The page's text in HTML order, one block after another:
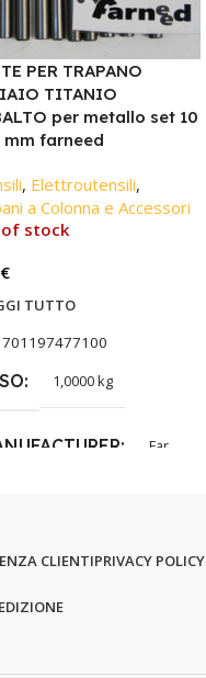
PER TRAPANO
TITANIO
per metallo set 10
mm farneed
, Elettroutensili,
a Colonna e Accessori
stock
€
TUTTO
701197477100
1,0000 kg
Far
CLIENTIPRIVACY POLICY